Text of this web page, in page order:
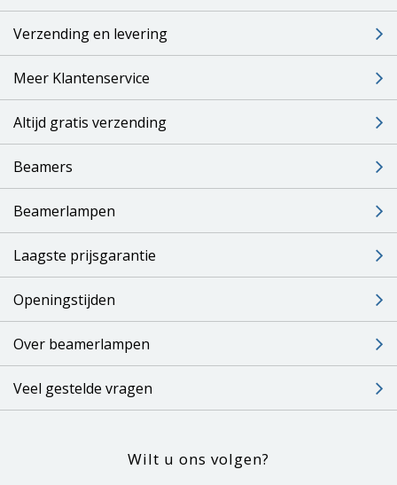
Verzending en levering
Meer Klantenservice
Altijd gratis verzending
Beamers
Beamerlampen
Laagste prijsgarantie
Openingstijden
Over beamerlampen
Veel gestelde vragen
Wilt u ons volgen?